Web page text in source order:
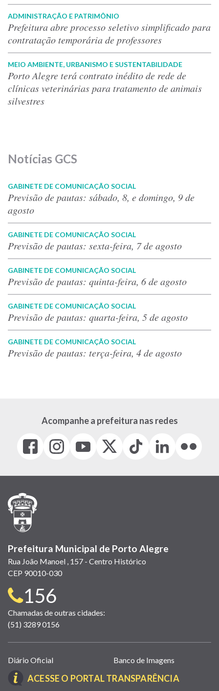
ADMINISTRAÇÃO E PATRIMÔNIO
Prefeitura abre processo seletivo simplificado para
contratação temporária de professores
MEIO AMBIENTE, URBANISMO E SUSTENTABILIDADE
Porto Alegre terá contrato inédito de rede de
clínicas veterinárias para tratamento de animais
silvestres
Notícias GCS
GABINETE DE COMUNICAÇÃO SOCIAL
Previsão de pautas: sábado, 8, e domingo, 9 de
agosto
GABINETE DE COMUNICAÇÃO SOCIAL
Previsão de pautas: sexta-feira, 7 de agosto
GABINETE DE COMUNICAÇÃO SOCIAL
Previsão de pautas: quinta-feira, 6 de agosto
GABINETE DE COMUNICAÇÃO SOCIAL
Previsão de pautas: quarta-feira, 5 de agosto
GABINETE DE COMUNICAÇÃO SOCIAL
Previsão de pautas: terça-feira, 4 de agosto
Acompanhe a prefeitura nas redes
Facebook
(link
em
janela)
Instagram
(link
em
(link
em
(Antigo
(link
Tiktok
(link
em
LinkedIn
(link
em
(link
em
Prefeitura Municipal de Porto Alegre
Rua João Manoel , 157 - Centro Histórico
CEP 90010-030
Telefone
para
contato:
156
Chamadas de outras cidades:
(51) 3289 0156
Links
úteis
(abrem
Diário Oficial Banco de Imagens
ACESSE O PORTAL TRANSPARÊNCIA(LINK